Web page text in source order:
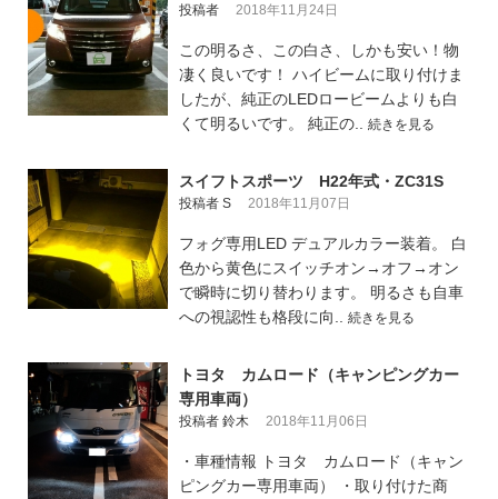
投稿者 2018年11月24日
この明るさ、この白さ、しかも安い！物
凄く良いです！ ハイビームに取り付けま
したが、純正のLEDロービームよりも白
くて明るいです。 純正の.. 続きを見る
スイフトスポーツ H22年式・ZC31S
投稿者 S 2018年11月07日
フォグ専用LED デュアルカラー装着。 白
色から黄色にスイッチオン→オフ→オン
で瞬時に切り替わります。 明るさも自車
への視認性も格段に向.. 続きを見る
トヨタ カムロード（キャンピングカー
専用車両）
投稿者 鈴木 2018年11月06日
・車種情報 トヨタ カムロード（キャン
ピングカー専用車両） ・取り付けた商